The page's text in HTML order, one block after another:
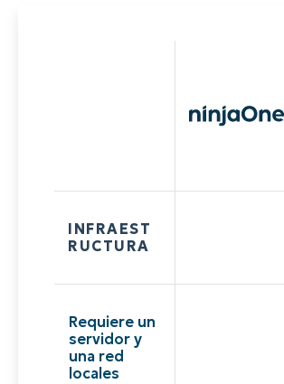
INFRAEST
RUCTURA
Requiere un
servidor y
una red
locales